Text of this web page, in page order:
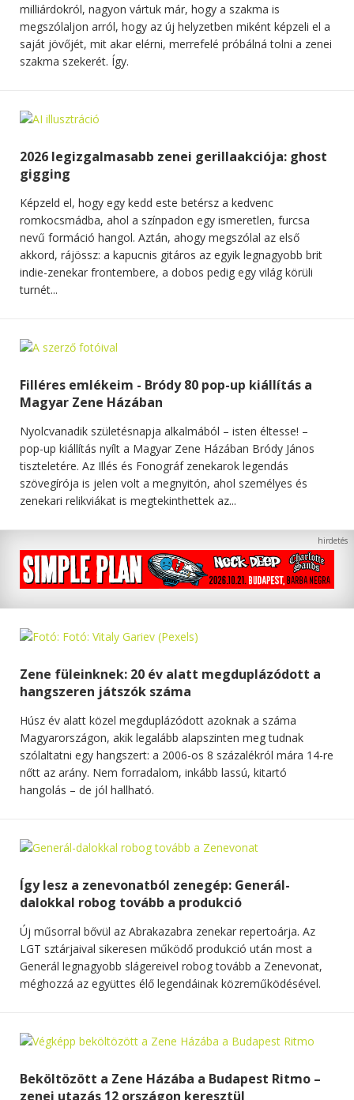
milliárdokról, nagyon vártuk már, hogy a szakma is
megszólaljon arról, hogy az új helyzetben miként képzeli el a
saját jövőjét, mit akar elérni, merrefelé próbálná tolni a zenei
szakma szekerét. Így.
2026 legizgalmasabb zenei gerillaakciója: ghost
gigging
Képzeld el, hogy egy kedd este betérsz a kedvenc
romkocsmádba, ahol a színpadon egy ismeretlen, furcsa
nevű formáció hangol. Aztán, ahogy megszólal az első
akkord, rájössz: a kapucnis gitáros az egyik legnagyobb brit
indie-zenekar frontembere, a dobos pedig egy világ körüli
turnét...
Filléres emlékeim - Bródy 80 pop-up kiállítás a
Magyar Zene Házában
Nyolcvanadik születésnapja alkalmából – isten éltesse! –
pop-up kiállítás nyílt a Magyar Zene Házában Bródy János
tiszteletére. Az Illés és Fonográf zenekarok legendás
szövegírója is jelen volt a megnyitón, ahol személyes és
zenekari relikviákat is megtekinthettek az...
Zene füleinknek: 20 év alatt megduplázódott a
hangszeren játszók száma
Húsz év alatt közel megduplázódott azoknak a száma
Magyarországon, akik legalább alapszinten meg tudnak
szólaltatni egy hangszert: a 2006-os 8 százalékról mára 14-re
nőtt az arány. Nem forradalom, inkább lassú, kitartó
hangolás – de jól hallható.
Így lesz a zenevonatból zenegép: Generál-
dalokkal robog tovább a produkció
Új műsorral bővül az Abrakazabra zenekar repertoárja. Az
LGT sztárjaival sikeresen működő produkció után most a
Generál legnagyobb slágereivel robog tovább a Zenevonat,
méghozzá az együttes élő legendáinak közreműködésével.
Beköltözött a Zene Házába a Budapest Ritmo –
zenei utazás 12 országon keresztül